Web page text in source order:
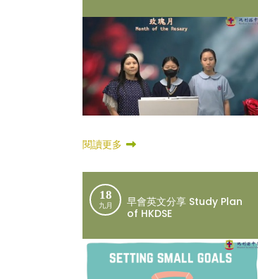
閱讀更多
18
九月
早會英文分享 Study Plan
of HKDSE